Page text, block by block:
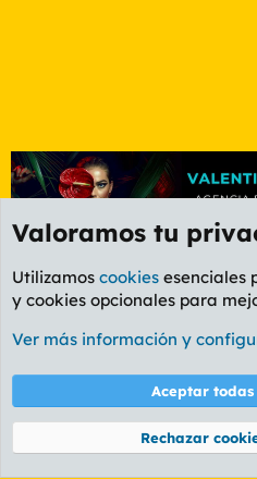
Foro Política
Cookies
PL OLDSTYLE
Términos y reglas
Community platform by XenForo® ©
Valoramos tu
Utilizamos cookies esenciales
y cookies opcionales para
Ver más información y
Aceptar todas
Rechazar